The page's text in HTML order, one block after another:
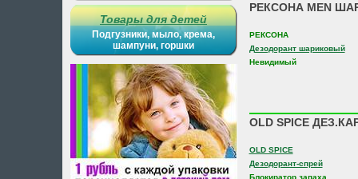
Товары для детей
Подгузники, мыло, крема,
шампуни, горшки
РЕКСОНА MEN
РЕКСОНА
Дезодорант шариковый
Невидимый
OLD SPICE
OLD SPICE
Дезодорант-спрей
Блокиратор запаха